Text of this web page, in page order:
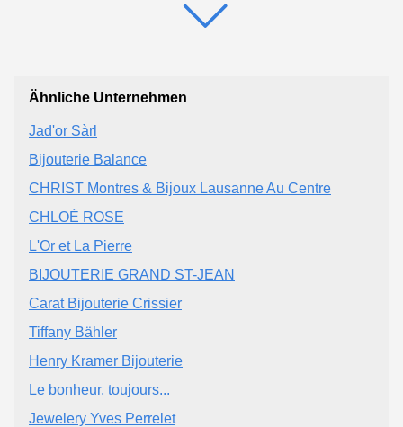
Ähnliche Unternehmen
Jad'or Sàrl
Bijouterie Balance
CHRIST Montres & Bijoux Lausanne Au Centre
CHLOÉ ROSE
L'Or et La Pierre
BIJOUTERIE GRAND ST-JEAN
Carat Bijouterie Crissier
Tiffany Bähler
Henry Kramer Bijouterie
Le bonheur, toujours...
Jewelery Yves Perrelet